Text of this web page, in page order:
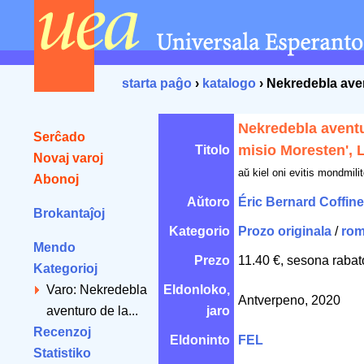
starta paĝo › katalogo › Nekredebla
Serĉado
Novaj varoj
Abonoj
Brokantaĵoj
Mendo
Kategorioj
Varo: Nekredebla
aventuro de la...
Recenzoj
Statistiko
Titolo
Nekredebla
misio Moresten',
aŭ kiel oni evitis
Aŭtoro Éric Bernard
Kategorio Prozo originala /
Prezo 11.40 €, sesona
Eldonloko,
jaro
Antverpeno, 2020
Eldoninto FEL